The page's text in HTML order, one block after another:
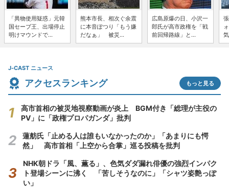
「異物使用疑惑」元韓
国セーブ王、出場停止
明けマウンドで...
熊本市長、相次ぐ余震
に本音ぽつり「もう嫌
だなぁ」 被災...
広島原爆の日、小沢一
郎氏が高市政権を「戦
前回帰路線」と...
J-CAST ニュース
アクセスランキング もっと見る
高市首相の被災地視察動画が炎上 BGM付き「総理が主役の
PV」に「政権プロパガンダ」批判
蓮舫氏「止める人は誰もいなかったのか」「あまりにも愕
然」 高市首相「上空から合掌」巡る投稿を批判
NHK朝ドラ「風、薫る」、色気ダダ漏れ俳優の強烈インパク
ト登場シーンに沸く 「苦しそうなのに」「シャツ姿艶っぽ
い」